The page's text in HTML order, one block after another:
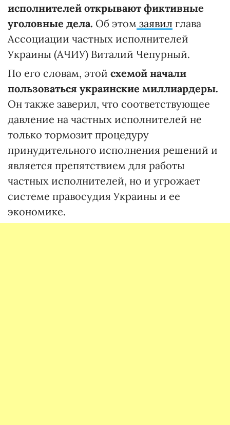
исполнителей открывают фиктивные
уголовные дела. Об этом заявил глава
Ассоциации частных исполнителей
Украины (АЧИУ) Виталий Чепурный.
По его словам, этой схемой начали
пользоваться украинские миллиардеры.
Он также заверил, что соответствующее
давление на частных исполнителей не
только тормозит процедуру
принудительного исполнения решений и
является препятствием для работы
частных исполнителей, но и угрожает
системе правосудия Украины и ее
экономике.